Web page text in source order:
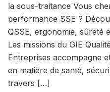
la sous-traitance Vous
performance SSE ?
QSSE, ergonomie, sûreté
Les missions du GIE
Entreprises accompagne
en matière de santé,
travers […]